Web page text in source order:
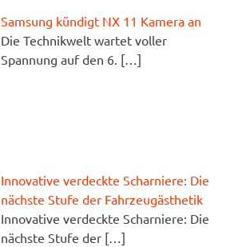
Samsung kündigt NX 11 Kamera an
Die Technikwelt wartet voller
Spannung auf den 6. […]
Innovative verdeckte Scharniere: Die
nächste Stufe der Fahrzeugästhetik
Innovative verdeckte Scharniere: Die
nächste Stufe der […]